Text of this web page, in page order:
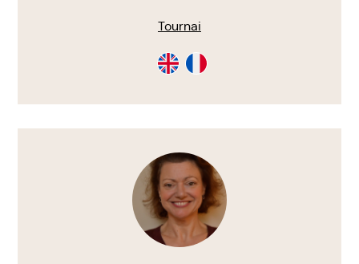
Tournai
Consultation
en
Consultation
en
Voir